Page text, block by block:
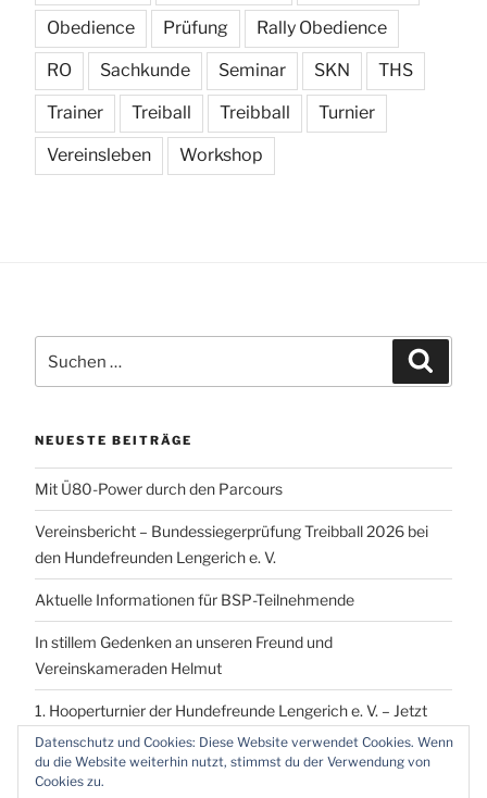
Obedience Prüfung Rally Obedience
RO Sachkunde Seminar SKN THS
Trainer Treiball Treibball Turnier
Vereinsleben Workshop
nach:
NEUESTE BEITRÄGE
Mit Ü80-Power durch den Parcours
Vereinsbericht – Bundessiegerprüfung Treibball 2026 bei
den Hundefreunden Lengerich e. V.
Aktuelle Informationen für BSP-Teilnehmende
In stillem Gedenken an unseren Freund und
Vereinskameraden Helmut
1. Hooperturnier der Hundefreunde Lengerich e. V. – Jetzt
vormerken!
Datenschutz und Cookies: Diese Website verwendet Cookies. Wenn
du die Website weiterhin nutzt, stimmst du der Verwendung von
Cookies zu.